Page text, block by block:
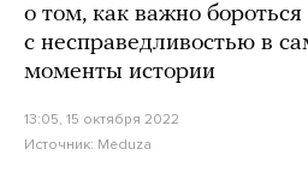
о том, как важно бороться
с несправедливостью в
моменты истории
13:05, 15 октября 2022
Источник: Meduza